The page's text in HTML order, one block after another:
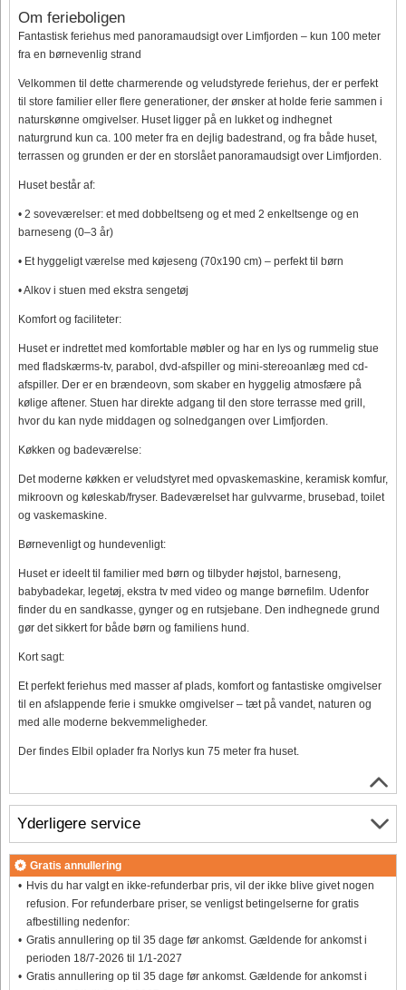
Om ferieboligen
Fantastisk feriehus med panoramaudsigt over Limfjorden – kun 100 meter
fra en børnevenlig strand
Velkommen til dette charmerende og veludstyrede feriehus, der er perfekt
til store familier eller flere generationer, der ønsker at holde ferie sammen i
naturskønne omgivelser. Huset ligger på en lukket og indhegnet
naturgrund kun ca. 100 meter fra en dejlig badestrand, og fra både huset,
terrassen og grunden er der en storslået panoramaudsigt over Limfjorden.
Huset består af:
• 2 soveværelser: et med dobbeltseng og et med 2 enkeltsenge og en
barneseng (0–3 år)
• Et hyggeligt værelse med køjeseng (70x190 cm) – perfekt til børn
• Alkov i stuen med ekstra sengetøj
Komfort og faciliteter:
Huset er indrettet med komfortable møbler og har en lys og rummelig stue
med fladskærms-tv, parabol, dvd-afspiller og mini-stereoanlæg med cd-
afspiller. Der er en brændeovn, som skaber en hyggelig atmosfære på
kølige aftener. Stuen har direkte adgang til den store terrasse med grill,
hvor du kan nyde middagen og solnedgangen over Limfjorden.
Køkken og badeværelse:
Det moderne køkken er veludstyret med opvaskemaskine, keramisk komfur,
mikroovn og køleskab/fryser. Badeværelset har gulvvarme, brusebad, toilet
og vaskemaskine.
Børnevenligt og hundevenligt:
Huset er ideelt til familier med børn og tilbyder højstol, barneseng,
babybadekar, legetøj, ekstra tv med video og mange børnefilm. Udenfor
finder du en sandkasse, gynger og en rutsjebane. Den indhegnede grund
gør det sikkert for både børn og familiens hund.
Kort sagt:
Et perfekt feriehus med masser af plads, komfort og fantastiske omgivelser
til en afslappende ferie i smukke omgivelser – tæt på vandet, naturen og
med alle moderne bekvemmeligheder.
Der findes Elbil oplader fra Norlys kun 75 meter fra huset.
Yderligere service
Gratis annullering
Hvis du har valgt en ikke-refunderbar pris, vil der ikke blive givet nogen
refusion. For refunderbare priser, se venligst betingelserne for gratis
afbestilling nedenfor:
Gratis annullering op til 35 dage før ankomst. Gældende for ankomst i
perioden 18/7-2026 til 1/1-2027
Gratis annullering op til 35 dage før ankomst. Gældende for ankomst i